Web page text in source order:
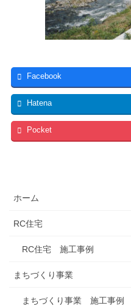
Facebook
Hatena
Pocket
ホーム
RC住宅
RC住宅 施工事例
まちづくり事業
まちづくり事業 施工事例